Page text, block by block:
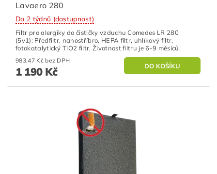
Lavaero 280
Do 2 týdnů (dostupnost)
Filtr pro alergiky do čističky vzduchu Comedes LR 280
(5v1): Předfiltr, nanostříbro, HEPA filtr, uhlíkový filtr,
fotokatalytický TiO2 filtr. Životnost filtru je 6-9 měsíců.
983,47 Kč bez DPH
1 190 Kč